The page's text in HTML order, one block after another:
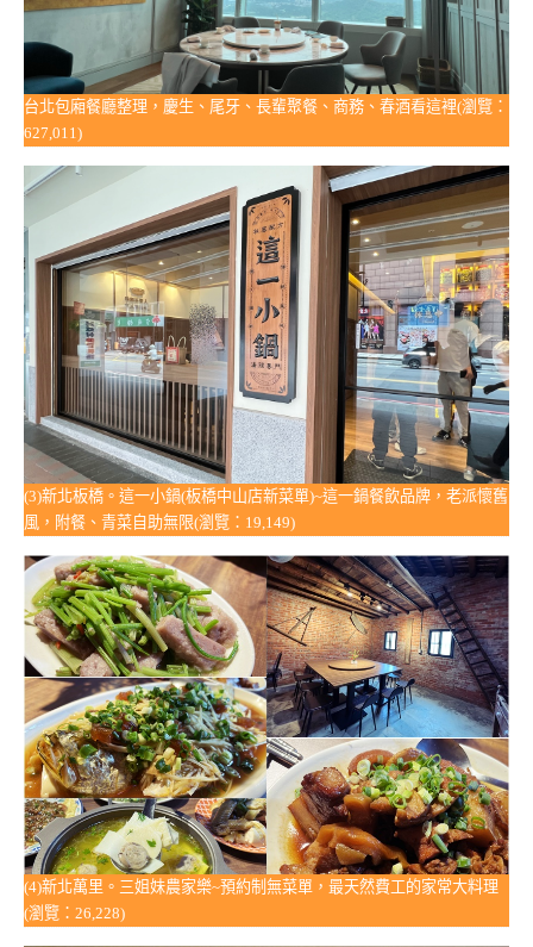
台北包廂餐廳整理，慶生、尾牙、長輩聚餐、商務、春酒看這裡(瀏覽：
627,011)
(3)新北板橋。這一小鍋(板橋中山店新菜單)~這一鍋餐飲品牌，老派懷舊
風，附餐、青菜自助無限(瀏覽：19,149)
(4)新北萬里。三姐妹農家樂~預約制無菜單，最天然費工的家常大料理
(瀏覽：26,228)